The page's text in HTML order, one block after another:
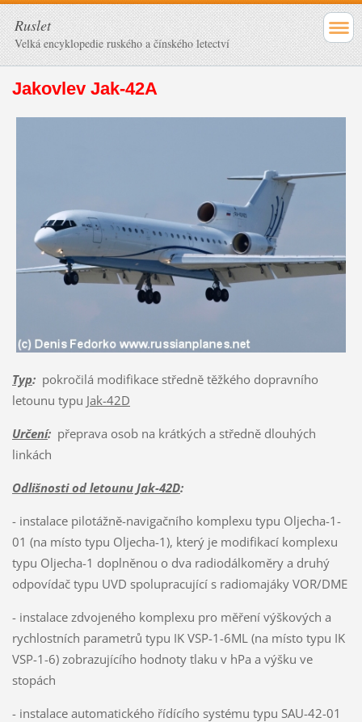
Ruslet
Velká encyklopedie ruského a čínského letectví
Jakovlev Jak-42A
Typ:pokročilá modifikace středně těžkého dopravního
letounu typu Jak-42D
Určení:přeprava osob na krátkých a středně dlouhých
linkách
Odlišnosti od letounu Jak-42D:
- instalace pilotážně-navigačního komplexu typu Oljecha-1-
01 (na místo typu Oljecha-1), který je modifikací komplexu
typu Oljecha-1 doplněnou o dva radiodálkoměry a druhý
odpovídač typu UVD spolupracující s radiomajáky VOR/DME
- instalace zdvojeného komplexu pro měření výškových a
rychlostních parametrů typu IK VSP-1-6ML (na místo typu IK
VSP-1-6) zobrazujícího hodnoty tlaku v hPa a výšku ve
stopách
- instalace automatického řídícího systému typu SAU-42-01